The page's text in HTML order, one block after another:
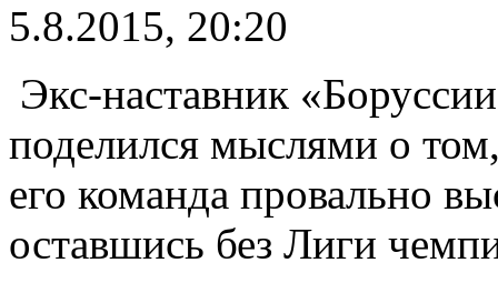
5.8.2015, 20:20
Экс-наставник
поделился мыслями о
его команда провально
оставшись без Лиги